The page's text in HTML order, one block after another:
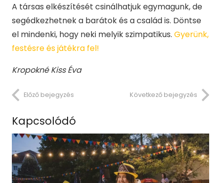
A társas elkészítését csinálhatjuk egymagunk, de
segédkezhetnek a barátok és a család is. Döntse
el mindenki, hogy neki melyik szimpatikus. Gyerünk,
festésre és játékra fel!
Kropokné Kiss Éva
Előző bejegyzés Következő bejegyzés
Kapcsolódó